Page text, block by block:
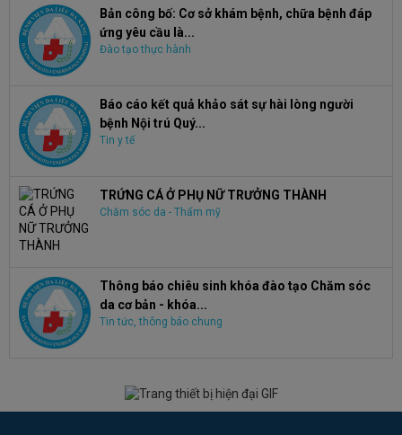
Bản công bố: Cơ sở khám bệnh, chữa bệnh đáp
ứng yêu cầu là...
Đào tạo thực hành
Báo cáo kết quả khảo sát sự hài lòng người
bệnh Nội trú Quý...
Tin y tế
TRỨNG CÁ Ở PHỤ NỮ TRƯỞNG THÀNH
Chăm sóc da - Thẩm mỹ
Thông báo chiêu sinh khóa đào tạo Chăm sóc
da cơ bản - khóa...
Tin tức, thông báo chung